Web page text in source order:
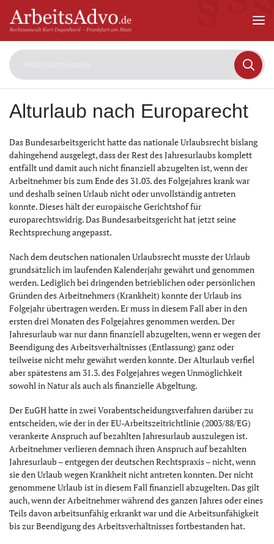
Kurt
Main
Alturlaub nach Europarecht
Das Bundesarbeitsgericht hatte das nationale Urlaubsrecht bislang
dahingehend ausgelegt, dass der Rest des Jahresurlaubs komplett
entfällt und damit auch nicht finanziell abzugelten ist, wenn der
Arbeitnehmer bis zum Ende des 31.03. des Folgejahres krank war
und deshalb seinen Urlaub nicht oder unvollständig antreten
konnte. Dieses hält der europäische Gerichtshof für
europarechtswidrig. Das Bundesarbeitsgericht hat jetzt seine
Rechtsprechung angepasst.
Nach dem deutschen nationalen Urlaubsrecht musste der Urlaub
grundsätzlich im laufenden Kalenderjahr gewährt und genommen
werden. Lediglich bei dringenden betrieblichen oder persönlichen
Gründen des Arbeitnehmers (Krankheit) konnte der Urlaub ins
Folgejahr übertragen werden. Er muss in diesem Fall aber in den
ersten drei Monaten des Folgejahres genommen werden. Der
Jahresurlaub war nur dann finanziell abzugelten, wenn er wegen der
Beendigung des Arbeitsverhältnisses (Entlassung) ganz oder
teilweise nicht mehr gewährt werden konnte. Der Alturlaub verfiel
aber spätestens am 31.3. des Folgejahres wegen Unmöglichkeit
sowohl in Natur als auch als finanzielle Abgeltung.
Der EuGH hatte in zwei Vorabentscheidungsverfahren darüber zu
entscheiden, wie der in der EU-Arbeitszeitrichtlinie (2003/88/EG)
verankerte Anspruch auf bezahlten Jahresurlaub auszulegen ist.
Arbeitnehmer verlieren demnach ihren Anspruch auf bezahlten
Jahresurlaub – entgegen der deutschen Rechtspraxis – nicht, wenn
sie den Urlaub wegen Krankheit nicht antreten konnten. Der nicht
genommene Urlaub ist in diesem Fall finanziell abzugelten. Das gilt
auch, wenn der Arbeitnehmer während des ganzen Jahres oder eines
Teils davon arbeitsunfähig erkrankt war und die Arbeitsunfähigkeit
bis zur Beendigung des Arbeitsverhältnisses fortbestanden hat.